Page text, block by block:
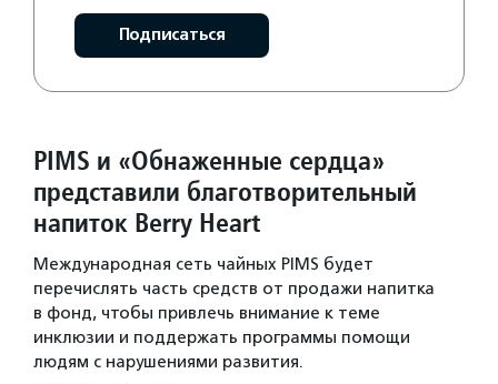
Подписаться
PIMS и «Обнаженные сердца»
представили благотворительный
напиток Berry Heart
Международная сеть чайных PIMS будет
перечислять часть средств от продажи напитка
в фонд, чтобы привлечь внимание к теме
инклюзии и поддержать программы помощи
людям с нарушениями развития.